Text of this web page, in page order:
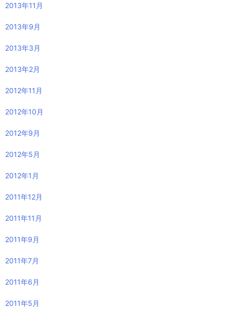
2018年12月
2018年11月
2018年7月
2018年6月
2017年10月
2016年6月
2015年1月
2014年12月
2014年10月
2014年8月
2014年4月
2013年11月
2013年9月
2013年3月
2013年2月